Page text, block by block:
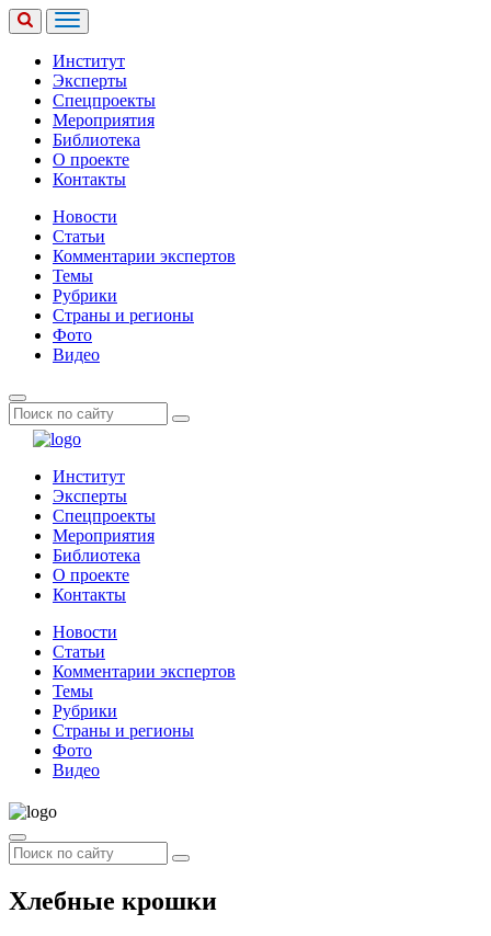
Институт
Эксперты
Спецпроекты
Мероприятия
Библиотека
О проекте
Контакты
Новости
Статьи
Комментарии экспертов
Темы
Рубрики
Страны и регионы
Фото
Видео
Институт
Эксперты
Спецпроекты
Мероприятия
Библиотека
О проекте
Контакты
Новости
Статьи
Комментарии экспертов
Темы
Рубрики
Страны и регионы
Фото
Видео
Хлебные крошки